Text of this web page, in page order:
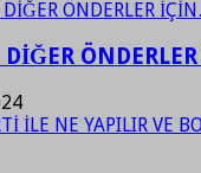
DİĞER